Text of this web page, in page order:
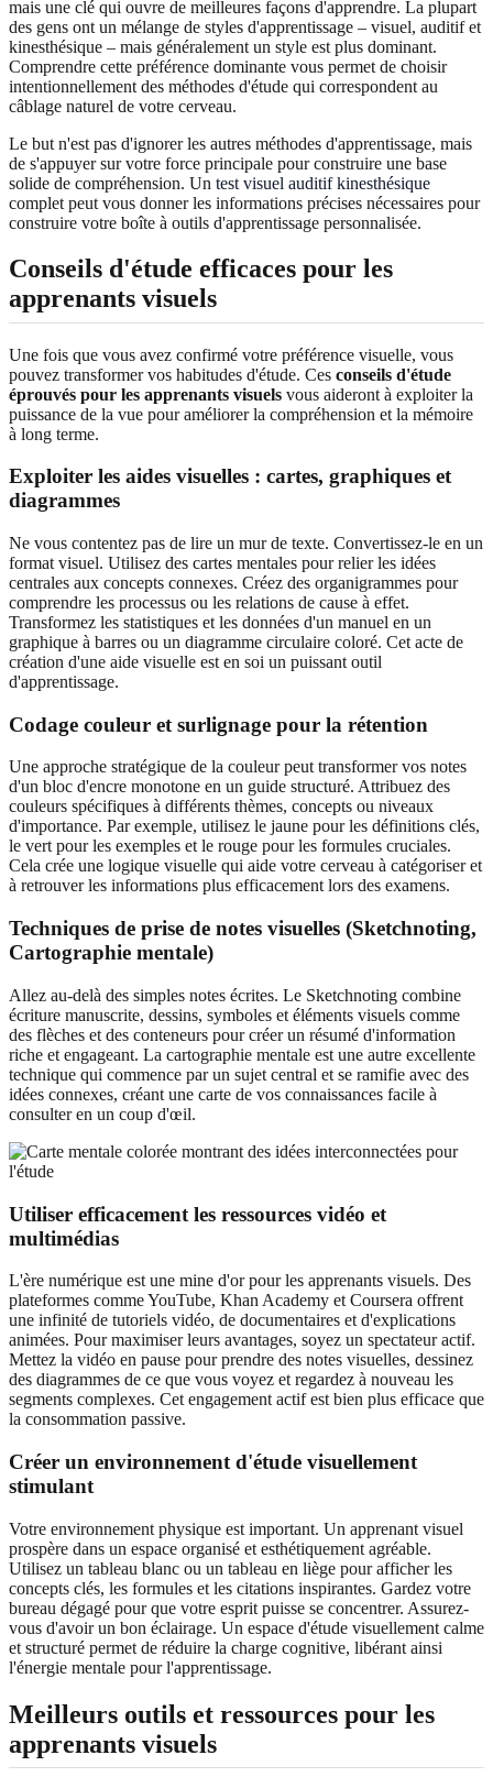
mais une clé qui ouvre de meilleures façons d'apprendre. La plupart
des gens ont un mélange de styles d'apprentissage – visuel, auditif et
kinesthésique – mais généralement un style est plus dominant.
Comprendre cette préférence dominante vous permet de choisir
intentionnellement des méthodes d'étude qui correspondent au
câblage naturel de votre cerveau.
Le but n'est pas d'ignorer les autres méthodes d'apprentissage, mais
de s'appuyer sur votre force principale pour construire une base
solide de compréhension. Un test visuel auditif kinesthésique
complet peut vous donner les informations précises nécessaires pour
construire votre boîte à outils d'apprentissage personnalisée.
Conseils d'étude efficaces pour les
apprenants visuels
Une fois que vous avez confirmé votre préférence visuelle, vous
pouvez transformer vos habitudes d'étude. Ces conseils d'étude
éprouvés pour les apprenants visuels vous aideront à exploiter la
puissance de la vue pour améliorer la compréhension et la mémoire
à long terme.
Exploiter les aides visuelles : cartes, graphiques et
diagrammes
Ne vous contentez pas de lire un mur de texte. Convertissez-le en un
format visuel. Utilisez des cartes mentales pour relier les idées
centrales aux concepts connexes. Créez des organigrammes pour
comprendre les processus ou les relations de cause à effet.
Transformez les statistiques et les données d'un manuel en un
graphique à barres ou un diagramme circulaire coloré. Cet acte de
création d'une aide visuelle est en soi un puissant outil
d'apprentissage.
Codage couleur et surlignage pour la rétention
Une approche stratégique de la couleur peut transformer vos notes
d'un bloc d'encre monotone en un guide structuré. Attribuez des
couleurs spécifiques à différents thèmes, concepts ou niveaux
d'importance. Par exemple, utilisez le jaune pour les définitions clés,
le vert pour les exemples et le rouge pour les formules cruciales.
Cela crée une logique visuelle qui aide votre cerveau à catégoriser et
à retrouver les informations plus efficacement lors des examens.
Techniques de prise de notes visuelles (Sketchnoting,
Cartographie mentale)
Allez au-delà des simples notes écrites. Le Sketchnoting combine
écriture manuscrite, dessins, symboles et éléments visuels comme
des flèches et des conteneurs pour créer un résumé d'information
riche et engageant. La cartographie mentale est une autre excellente
technique qui commence par un sujet central et se ramifie avec des
idées connexes, créant une carte de vos connaissances facile à
consulter en un coup d'œil.
Utiliser efficacement les ressources vidéo et
multimédias
L'ère numérique est une mine d'or pour les apprenants visuels. Des
plateformes comme YouTube, Khan Academy et Coursera offrent
une infinité de tutoriels vidéo, de documentaires et d'explications
animées. Pour maximiser leurs avantages, soyez un spectateur actif.
Mettez la vidéo en pause pour prendre des notes visuelles, dessinez
des diagrammes de ce que vous voyez et regardez à nouveau les
segments complexes. Cet engagement actif est bien plus efficace que
la consommation passive.
Créer un environnement d'étude visuellement
stimulant
Votre environnement physique est important. Un apprenant visuel
prospère dans un espace organisé et esthétiquement agréable.
Utilisez un tableau blanc ou un tableau en liège pour afficher les
concepts clés, les formules et les citations inspirantes. Gardez votre
bureau dégagé pour que votre esprit puisse se concentrer. Assurez-
vous d'avoir un bon éclairage. Un espace d'étude visuellement calme
et structuré permet de réduire la charge cognitive, libérant ainsi
l'énergie mentale pour l'apprentissage.
Meilleurs outils et ressources pour les
apprenants visuels